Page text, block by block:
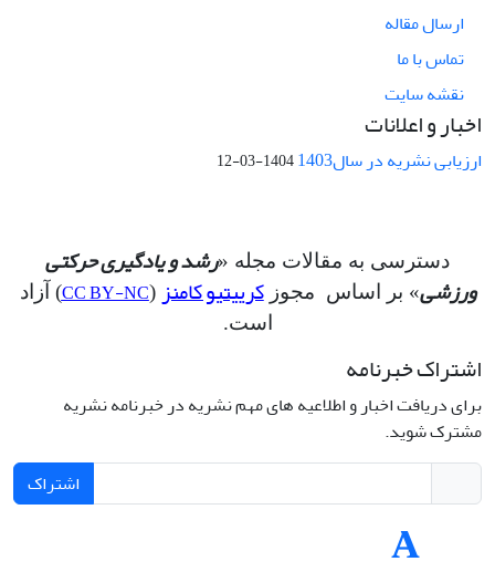
ارسال مقاله
تماس با ما
نقشه سایت
اخبار و اعلانات
ارزیابی نشریه در سال1403 1404-03-12
دسترسی به مقالات مجله «رشد و یادگیری حرکتی
ورزشی» بر اساس مجوزکرییتیو کامنز (
CC BY-NC) آزاد
است.
اشتراک خبرنامه
برای دریافت اخبار و اطلاعیه های مهم نشریه در خبرنامه نشریه
مشترک شوید.
اشتراک